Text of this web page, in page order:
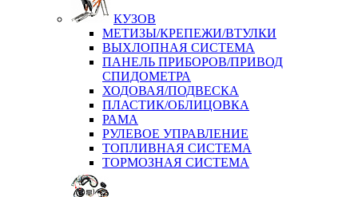
КУЗОВ
МЕТИЗЫ/КРЕПЕЖИ/ВТУЛКИ
ВЫХЛОПНАЯ СИСТЕМА
ПАНЕЛЬ ПРИБОРОВ/ПРИВОД
СПИДОМЕТРА
ХОДОВАЯ/ПОДВЕСКА
ПЛАСТИК/ОБЛИЦОВКА
РАМА
РУЛЕВОЕ УПРАВЛЕНИЕ
ТОПЛИВНАЯ СИСТЕМА
ТОРМОЗНАЯ СИСТЕМА